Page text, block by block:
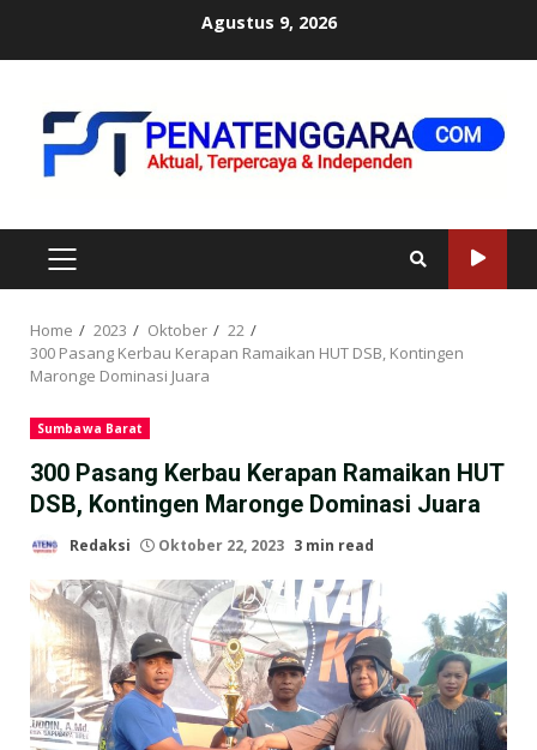
Agustus 9, 2026
PRIMARY
MENU
Home 2023 Oktober
22
300 Pasang Kerbau Kerapan Ramaikan HUT DSB, Kontingen
Maronge Dominasi Juara
Sumbawa Barat
300 Pasang Kerbau Kerapan Ramaikan HUT
DSB, Kontingen Maronge Dominasi Juara
Redaksi Oktober 22, 2023 3 min read